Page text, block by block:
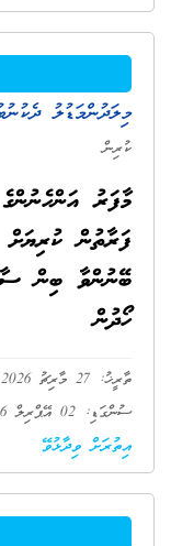
މިލަދުންމަޑުލު
ކުރިން
މާފަރު
ފަރާތުން ކުރިޔަށް
ބޭނުންވާ ބިން
ހޯދުން
ތާރީޚު: 27 މާރިޗު 2026
ސުންގަޑި: 02 އޭޕްރިލް 2026 14:00
އިތުރަށް ވިދާޅުވޭ